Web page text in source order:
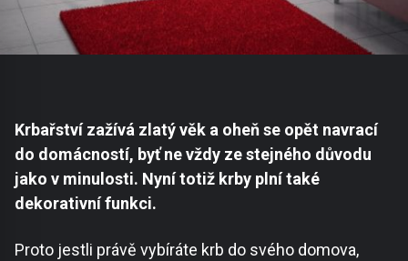
Krbařství zažívá zlatý věk a oheň se opět navrací
do domácností, byť ne vždy ze stejného důvodu
jako v minulosti. Nyní totiž krby plní také
dekorativní funkci.
Proto jestli právě vybíráte krb do svého domova,